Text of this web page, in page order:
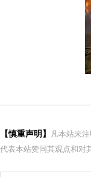
【慎重声明】
凡本站未
代表本站赞同其观点和对